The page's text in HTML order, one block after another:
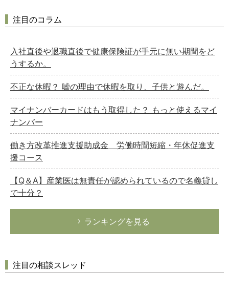
注目のコラム
入社直後や退職直後で健康保険証が手元に無い期間をど
うするか。
不正な休暇？ 嘘の理由で休暇を取り、子供と遊んだ。
マイナンバーカードはもう取得した？ もっと使えるマイ
ナンバー
働き方改革推進支援助成金 労働時間短縮・年休促進支
援コース
【Q＆A】産業医は無責任が認められているので名義貸し
で十分？
ランキングを見る
注目の相談スレッド